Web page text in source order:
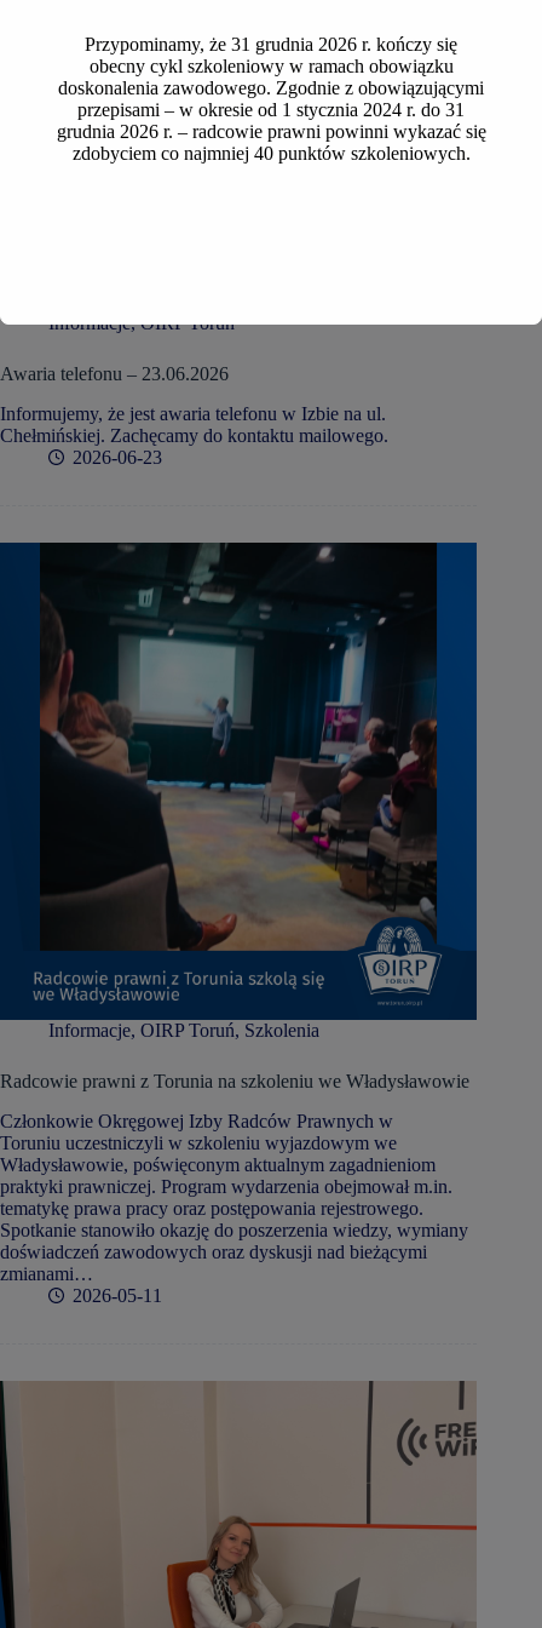
Informacje,OIRP Toruń
Awaria telefonu – 23.06.2026
Informujemy, że jest awaria telefonu w Izbie na ul.
Chełmińskiej. Zachęcamy do kontaktu mailowego.
2026-06-23
Informacje, OIRP Toruń, Szkolenia
Radcowie prawni z Torunia na szkoleniu we Władysławowie
Członkowie Okręgowej Izby Radców Prawnych w
Toruniu uczestniczyli w szkoleniu wyjazdowym we
Władysławowie, poświęconym aktualnym zagadnieniom
praktyki prawniczej. Program wydarzenia obejmował m.in.
tematykę prawa pracy oraz postępowania rejestrowego.
Spotkanie stanowiło okazję do poszerzenia wiedzy, wymiany
doświadczeń zawodowych oraz dyskusji nad bieżącymi
zmianami…
2026-05-11
Przypominamy, że 31 grudnia 2026 r. kończy się
obecny cykl szkoleniowy w ramach obowiązku
doskonalenia zawodowego. Zgodnie z obowiązującymi
przepisami – w okresie od 1 stycznia 2024 r. do 31
grudnia 2026 r. – radcowie prawni powinni wykazać się
zdobyciem co najmniej 40 punktów szkoleniowych.